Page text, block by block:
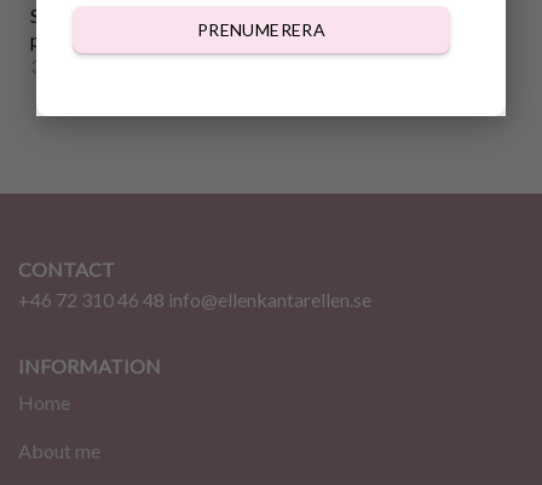
PRENUMERERA
Scary Eye Snail crochet
pattern
35.00
Tvättbjörn
armstödsförvaring
CONTACT
+46 72 310 46 48 info@ellenkantarellen.se
INFORMATION
Home
About me